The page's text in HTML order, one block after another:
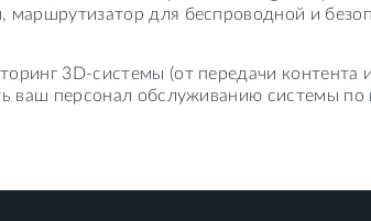
маршрутизатор для беспроводной и
3D-системы (от передачи контента
ваш персонал обслуживанию системы по